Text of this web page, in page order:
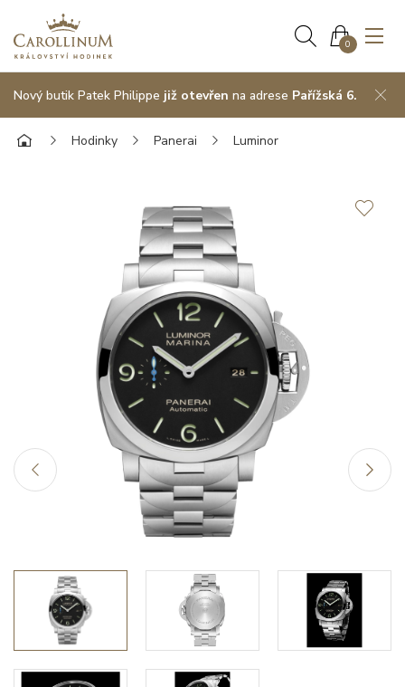
0
Nový butik Patek Philippe již otevřen na adrese Pařížská 6.
Hodinky Panerai Luminor